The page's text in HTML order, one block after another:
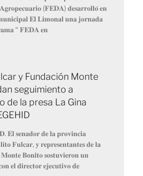
(𝐅𝐄𝐃𝐀) 𝐝𝐞𝐬𝐚𝐫𝐫𝐨𝐥𝐥𝐨́ 𝐞𝐧
𝐦𝐮𝐧𝐢𝐜𝐢𝐩𝐚𝐥 𝐄𝐥 𝐋𝐢𝐦𝐨𝐧𝐚𝐥 𝐮𝐧𝐚 𝐣𝐨𝐫𝐧𝐚𝐝𝐚
“ 𝐅𝐄𝐃𝐀 𝐞𝐧
y Fundación Monte
seguimiento a
de la presa La Gina
𝐄𝐥 𝐬𝐞𝐧𝐚𝐝𝐨𝐫 𝐝𝐞 𝐥𝐚 𝐩𝐫𝐨𝐯𝐢𝐧𝐜𝐢𝐚
𝐅𝐮𝐥𝐜𝐚𝐫, 𝐲 𝐫𝐞𝐩𝐫𝐞𝐬𝐞𝐧𝐭𝐚𝐧𝐭𝐞𝐬 𝐝𝐞 𝐥𝐚
𝐁𝐨𝐧𝐢𝐭𝐨 𝐬𝐨𝐬𝐭𝐮𝐯𝐢𝐞𝐫𝐨𝐧 𝐮𝐧
𝐞𝐥 𝐝𝐢𝐫𝐞𝐜𝐭𝐨𝐫 𝐞𝐣𝐞𝐜𝐮𝐭𝐢𝐯𝐨 𝐝𝐞